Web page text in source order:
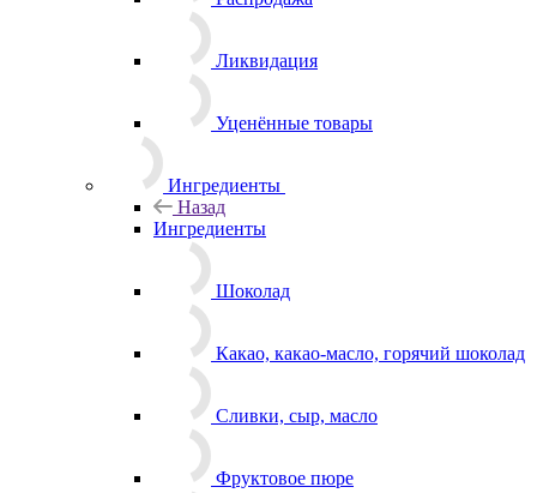
Ликвидация
Уценённые товары
Ингредиенты
Назад
Ингредиенты
Шоколад
Какао, какао-масло, горячий шоколад
Сливки, сыр, масло
Фруктовое пюре